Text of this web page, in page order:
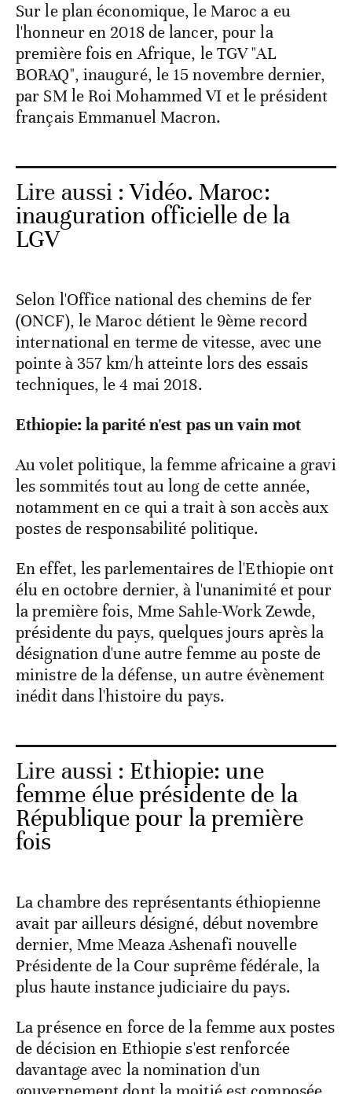
Sur le plan économique, le Maroc a eu
l'honneur en 2018 de lancer, pour la
première fois en Afrique, le TGV "AL
BORAQ", inauguré, le 15 novembre dernier,
par SM le Roi Mohammed VI et le président
français Emmanuel Macron.
Lire aussi :Vidéo. Maroc:
inauguration officielle de la
LGV
Selon l'Office national des chemins de fer
(ONCF), le Maroc détient le 9ème record
international en terme de vitesse, avec une
pointe à 357 km/h atteinte lors des essais
techniques, le 4 mai 2018.
Ethiopie: la parité n'est pas un vain mot
Au volet politique, la femme africaine a gravi
les sommités tout au long de cette année,
notamment en ce qui a trait à son accès aux
postes de responsabilité politique.
En effet, les parlementaires de l'Ethiopie ont
élu en octobre dernier, à l'unanimité et pour
la première fois, Mme Sahle-Work Zewde,
présidente du pays, quelques jours après la
désignation d'une autre femme au poste de
ministre de la défense, un autre évènement
inédit dans l'histoire du pays.
Lire aussi : Ethiopie: une
femme élue présidente de la
République pour la première
fois
La chambre des représentants éthiopienne
avait par ailleurs désigné, début novembre
dernier, Mme Meaza Ashenafi nouvelle
Présidente de la Cour suprême fédérale, la
plus haute instance judiciaire du pays.
La présence en force de la femme aux postes
de décision en Ethiopie s'est renforcée
davantage avec la nomination d'un